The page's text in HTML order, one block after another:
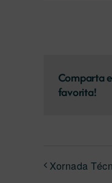
Comparta
favorita!
Xornada